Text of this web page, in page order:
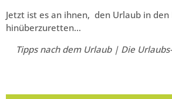
Jetzt ist es an ihnen, den Urlaub in
hinüberzuretten…
Tipps nach dem Urlaub | Die